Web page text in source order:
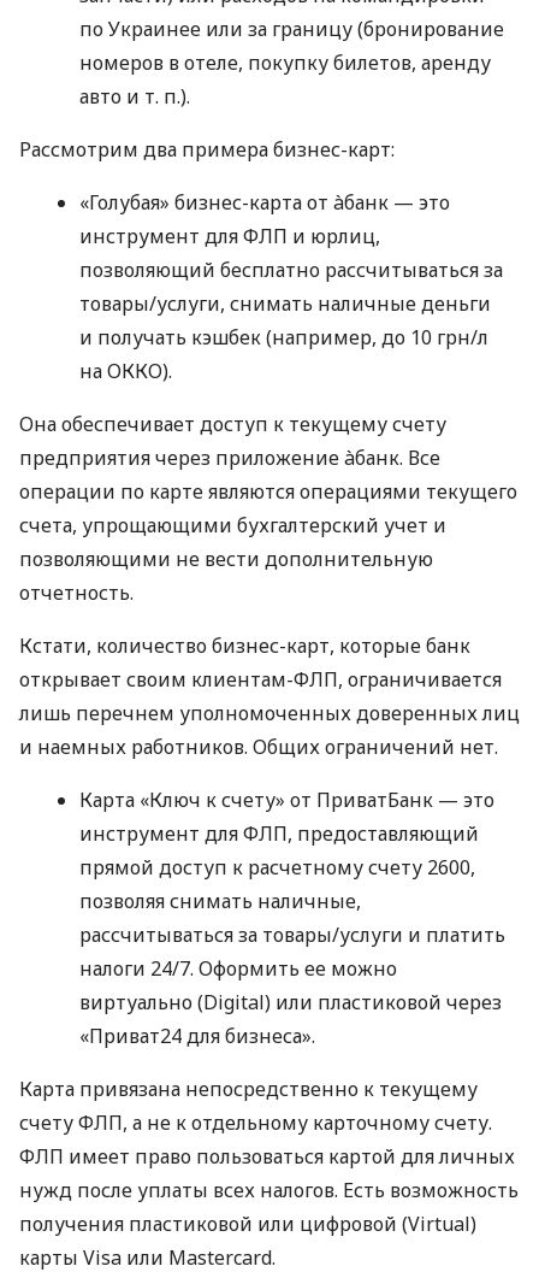
по Украинее или за границу (бронирование
номеров в отеле, покупку билетов, аренду
авто и т. п.).
Рассмотрим два примера бизнес-карт:
«Голубая» бизнес-карта от àбанк — это
инструмент для ФЛП и юрлиц,
позволяющий бесплатно рассчитываться за
товары/услуги, снимать наличные деньги
и получать кэшбек (например, до 10 грн/л
на ОККО).
Она обеспечивает доступ к текущему счету
предприятия через приложение àбанк. Все
операции по карте являются операциями текущего
счета, упрощающими бухгалтерский учет и
позволяющими не вести дополнительную
отчетность.
Кстати, количество бизнес-карт, которые банк
открывает своим клиентам-ФЛП, ограничивается
лишь перечнем уполномоченных доверенных лиц
и наемных работников. Общих ограничений нет.
Карта «Ключ к счету» от ПриватБанк — это
инструмент для ФЛП, предоставляющий
прямой доступ к расчетному счету 2600,
позволяя снимать наличные,
рассчитываться за товары/услуги и платить
налоги 24/7. Оформить ее можно
виртуально (Digital) или пластиковой через
«Приват24 для бизнеса».
Карта привязана непосредственно к текущему
счету ФЛП, а не к отдельному карточному счету.
ФЛП имеет право пользоваться картой для личных
нужд после уплаты всех налогов. Есть возможность
получения пластиковой или цифровой (Virtual)
карты Visa или Mastercard.